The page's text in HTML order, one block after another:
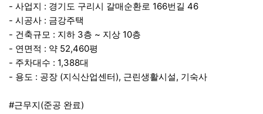
- 사업지 : 경기도 구리시 갈매순환로 166번길 46
- 시공사 : 금강주택
- 건축규모 : 지하 3층 ~ 지상 10층
- 연면적 : 약 52,460평
- 주차대수 : 1,388대
- 용도 : 공장 (지식산업센터 ), 근린생활시설, 기숙사
#근무지 (준공 완료)